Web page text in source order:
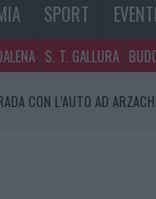
SPORT EVENTI
S. T. GALLURA
A TAVOLARA: